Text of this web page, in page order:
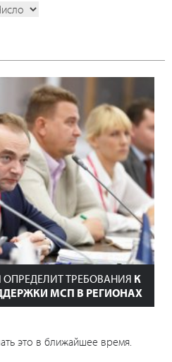
ТРЕБОВАНИЯ К
МСП В РЕГИОНАХ
это в ближайшее время.